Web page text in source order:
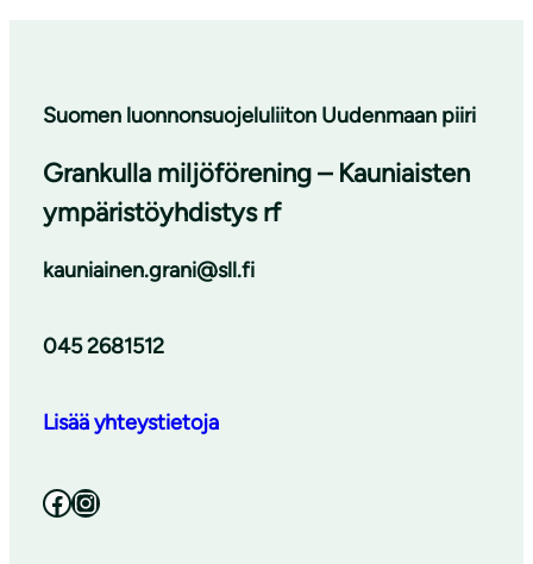
Suomen luonnonsuojeluliiton Uudenmaan piiri
Grankulla miljöförening – Kauniaisten
ympäristöyhdistys rf
kauniainen.grani@sll.fi
045 2681512
Lisää yhteystietoja
Facebook Instagram